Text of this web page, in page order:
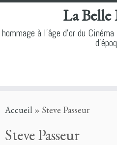
to
La Belle
hommage à l'âge d'or du
Accueil » Steve Passeur
Steve Passeur